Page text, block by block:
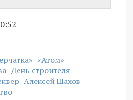
«Атом»
День строителя
Алексей Шахов